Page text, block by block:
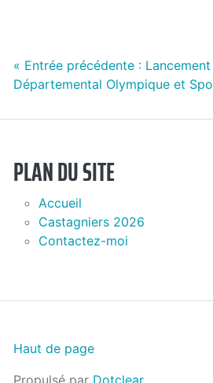
« Entrée précédente :
Départemental Olympique et
PLAN DU SITE
Accueil
Castagniers 2026
Contactez-moi
Haut de page